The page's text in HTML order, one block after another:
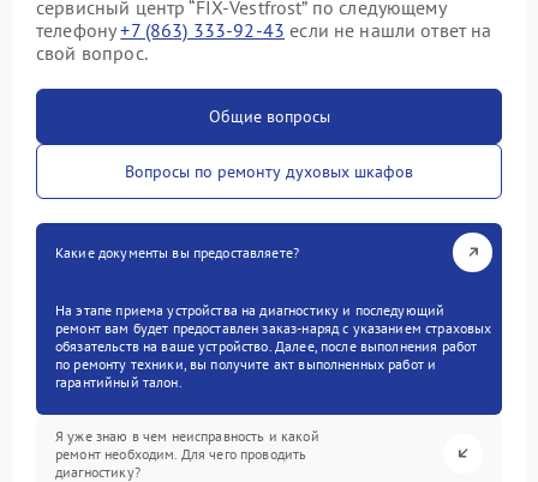
сервисный центр “FIX-Vestfrost” по следующему
телефону+7 (863) 333-92-43 если не нашли ответ на
свой вопрос.
Общие вопросы
Вопросы по ремонту духовых шкафов
Какие документы вы предоставляете?
На этапе приема устройства на диагностику и последующий
ремонт вам будет предоставлен заказ-наряд с указанием страховых
обязательств на ваше устройство. Далее, после выполнения работ
по ремонту техники, вы получите акт выполненных работ и
гарантийный талон.
Я уже знаю в чем неисправность и какой
ремонт необходим. Для чего проводить
диагностику?